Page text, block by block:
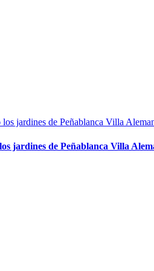
jardines de Peñablanca Villa